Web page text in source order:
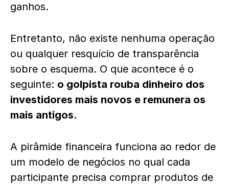
ganhos.
Entretanto, não existe nenhuma operação
ou qualquer resquício de transparência
sobre o esquema. O que acontece é o
seguinte: o golpista rouba dinheiro dos
investidores mais novos e remunera os
mais antigos.
A pirâmide financeira funciona ao redor de
um modelo de negócios no qual cada
participante precisa comprar produtos de